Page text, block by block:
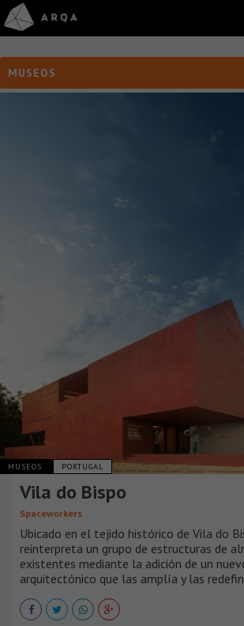
MUSEOS
MUSEOS PORTUGAL
Vila do Bispo
Spaceworkers
Ubicado en el tejido histórico de Vila do
reinterpreta un grupo de estructuras de
existentes mediante la adición de un
arquitectónico que las amplía y las